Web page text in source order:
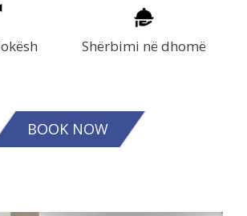
Shërbimi në dhomë
BOOK NOW